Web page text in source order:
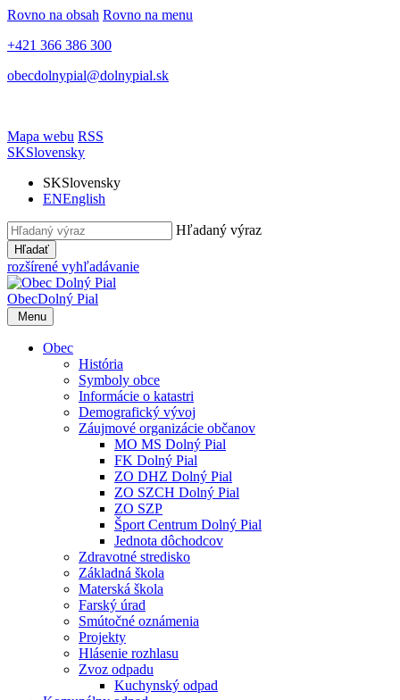
Rovno na obsah Rovno na menu
+421 366 386 300
obecdolnypial@dolnypial.sk
Mapa webu RSS
SKSlovensky
SKSlovensky
ENEnglish
Hľadaný výraz
Hľadať
rozšírené vyhľadávanie
ObecDolný Pial
Menu
Obec
História
Symboly obce
Informácie o katastri
Demografický vývoj
Záujmové organizácie občanov
MO MS Dolný Pial
FK Dolný Pial
ZO DHZ Dolný Pial
ZO SZCH Dolný Pial
ZO SZP
Šport Centrum Dolný Pial
Jednota dôchodcov
Zdravotné stredisko
Základná škola
Materská škola
Farský úrad
Smútočné oznámenia
Projekty
Hlásenie rozhlasu
Zvoz odpadu
Kuchynský odpad